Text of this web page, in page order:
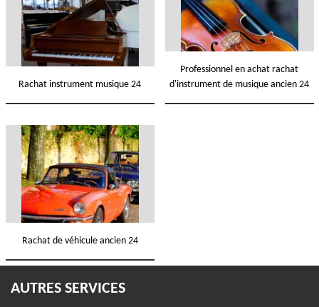
Rachat instrument musique 24
Professionnel en achat rachat
d'instrument de musique ancien 24
Rachat de véhicule ancien 24
AUTRES SERVICES